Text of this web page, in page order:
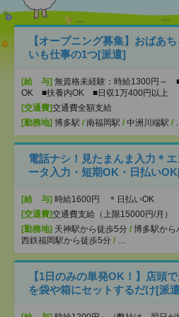
【オープニング募集】おばあ
いも仕事の1つ[派遣]
[給 与] 無資格未経験：時給1300円～
OK ■扶養内OK ■日収1万400円以上
[交通費]交通費全額支給
[勤務地] 博多駅 / 南福岡駅 / 中洲川端駅 /
電話ナシ！見たまんま入力＊
ータ入力・短期OK・日払い
[給 与] 時給1600円 ＊日払いOK
[交通費]交通費支給（上限15000円/月）
[勤務地] 天神駅から徒歩5分 / 博多駅から
西鉄福岡駅から徒歩5分 / …
【1日のみの単発OK！】店頭
を袋や箱にセットするだけ[派